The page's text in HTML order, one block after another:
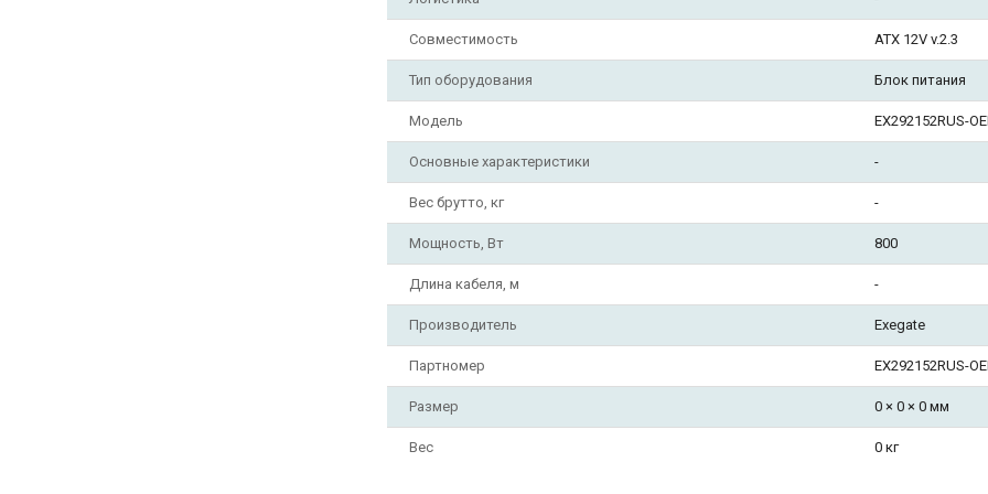
Совместимость ATX 12V v.2.3
Тип оборудования Блок питания
Модель EX292152RUS-
Основные характеристики -
Вес брутто, кг -
Мощность, Вт 800
Длина кабеля, м -
Производитель Exegate
Партномер EX292152RUS-
Размер 0 × 0 × 0 мм
Вес 0 кг